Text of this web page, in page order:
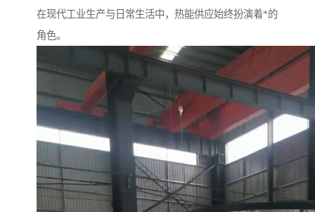
在现代工业生产与日常生活中，热能供应始终扮演着*的
角色。